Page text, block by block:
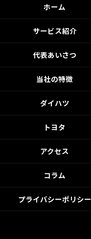
ホーム
サービス紹介
代表あいさつ
当社の特徴
ダイハツ
トヨタ
アクセス
コラム
プライバシーポリシー